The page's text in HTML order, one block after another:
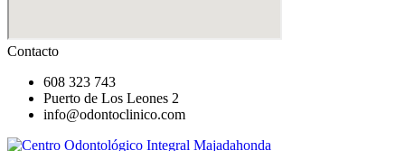
Contacto
608 323 743
Puerto de Los Leones 2
info@odontoclinico.com